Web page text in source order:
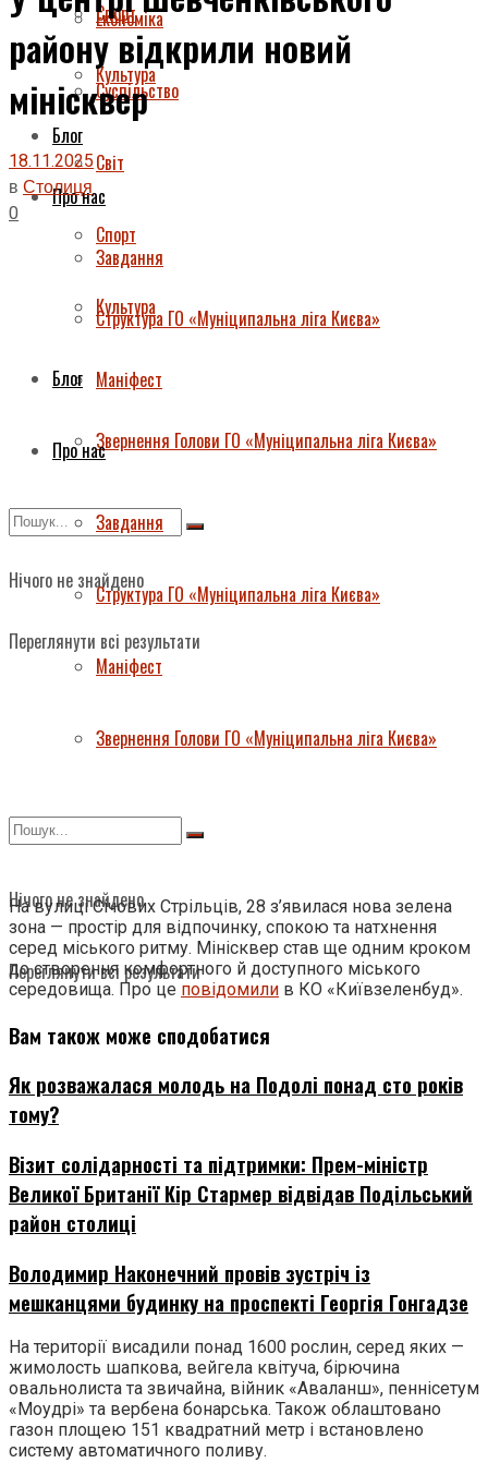
Спорт
Культура
Блог
Про нас
Завдання
Структура ГО «Муніципальна ліга Києва»
Маніфест
Звернення Голови ГО «Муніципальна ліга Києва»
Нічого не знайдено
Переглянути всі результати
Економіка
Суспільство
Світ
Спорт
Культура
Блог
Про нас
Завдання
Структура ГО «Муніципальна ліга Києва»
Маніфест
Звернення Голови ГО «Муніципальна ліга Києва»
Нічого не знайдено
Переглянути всі результати
району відкрили новий
мінісквер
18.11.2025
в Столиця
0
На вулиці Січових Стрільців, 28 з’явилася нова зелена
зона — простір для відпочинку, спокою та натхнення
серед міського ритму. Мінісквер став ще одним кроком
до створення комфортного й доступного міського
середовища. Про це повідомили в КО «Київзеленбуд».
Вам також може сподобатися
Як розважалася молодь на Подолі понад сто років
тому?
Візит солідарності та підтримки: Прем-міністр
Великої Британії Кір Стармер відвідав Подільський
район столиці
Володимир Наконечний провів зустріч із
мешканцями будинку на проспекті Георгія Гонгадзе
На території висадили понад 1600 рослин, серед яких —
жимолость шапкова, вейгела квітуча, бірючина
овальнолиста та звичайна, війник «Аваланш», пеннісетум
«Моудрі» та вербена бонарська. Також облаштовано
газон площею 151 квадратний метр і встановлено
систему автоматичного поливу.